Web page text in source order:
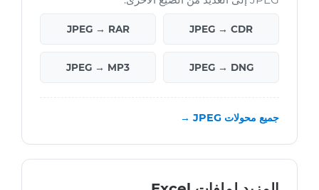
JPEG → CDR
JPEG → RAR
JPEG → DNG
JPEG → MP3
جميع محولات JPEG →